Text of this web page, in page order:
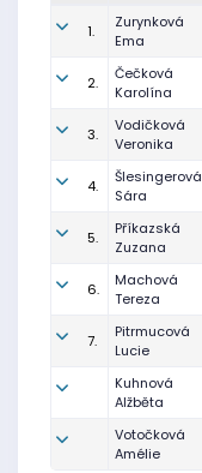
1.
Zurynková
Ema
2.
Čečková
Karolína
3.
Vodičková
Veronika
4.
Šlesingerová
Sára
5.
Příkazská
Zuzana
6.
Machová
Tereza
7.
Pitrmucová
Lucie
Kuhnová
Alžběta
Votočková
Amélie